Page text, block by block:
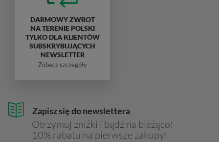
Zapisz się do newslettera
Otrzymuj zniżki i bądź na bieżąco!
10% rabatu na pierwsze zakupy!
DARMOWY ZWROT
NA TERENIE POLSKI
TYLKO DLA KLIENTÓW
SUBSKRYBUJĄCYCH
NEWSLETTER
Zobacz szczegóły